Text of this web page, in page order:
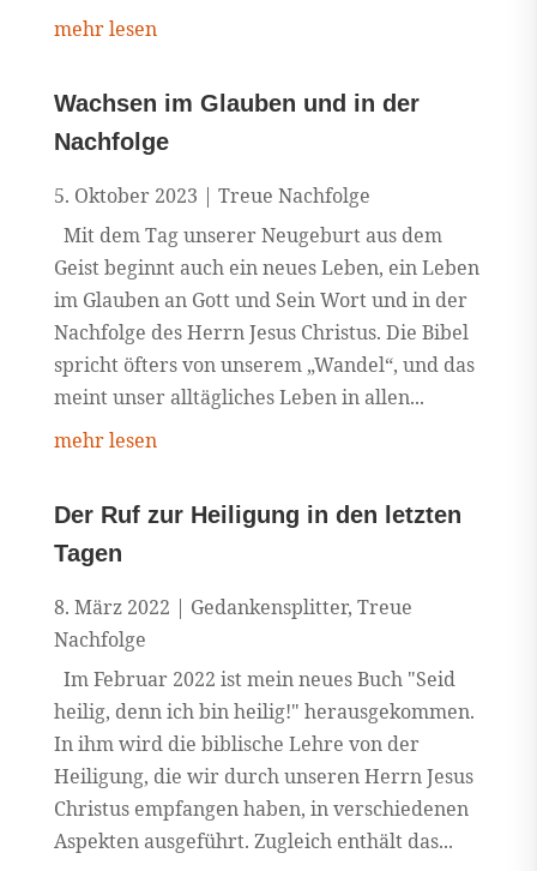
mehr lesen
Wachsen im Glauben und in der
Nachfolge
5. Oktober 2023 | Treue Nachfolge
Mit dem Tag unserer Neugeburt aus dem
Geist beginnt auch ein neues Leben, ein Leben
im Glauben an Gott und Sein Wort und in der
Nachfolge des Herrn Jesus Christus. Die Bibel
spricht öfters von unserem „Wandel“, und das
meint unser alltägliches Leben in allen...
mehr lesen
Der Ruf zur Heiligung in den letzten
Tagen
8. März 2022 | Gedankensplitter, Treue
Nachfolge
Im Februar 2022 ist mein neues Buch "Seid
heilig, denn ich bin heilig!" herausgekommen.
In ihm wird die biblische Lehre von der
Heiligung, die wir durch unseren Herrn Jesus
Christus empfangen haben, in verschiedenen
Aspekten ausgeführt. Zugleich enthält das...